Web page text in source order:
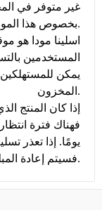
غير متوفر في
بخصوص هذا الموضع.
اسلينا مودا هو
المستخدمين
يمكن
المخزون.
إذا كان المنتج
يومًا. إذا تعذر
فسيتم إعادة المبلغ الذي تم سداده إليه.